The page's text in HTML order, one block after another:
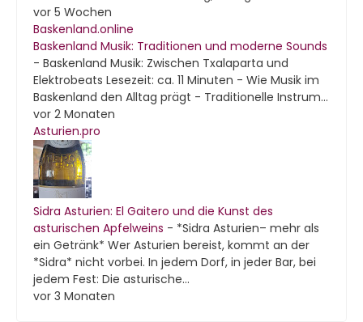
vor 5 Wochen
Baskenland.online
Baskenland Musik: Traditionen und moderne Sounds
- Baskenland Musik: Zwischen Txalaparta und
Elektrobeats Lesezeit: ca. 11 Minuten - Wie Musik im
Baskenland den Alltag prägt - Traditionelle Instrum...
vor 2 Monaten
Asturien.pro
Sidra Asturien: El Gaitero und die Kunst des
asturischen Apfelweins - *Sidra Asturien– mehr als
ein Getränk* Wer Asturien bereist, kommt an der
*Sidra* nicht vorbei. In jedem Dorf, in jeder Bar, bei
jedem Fest: Die asturische...
vor 3 Monaten